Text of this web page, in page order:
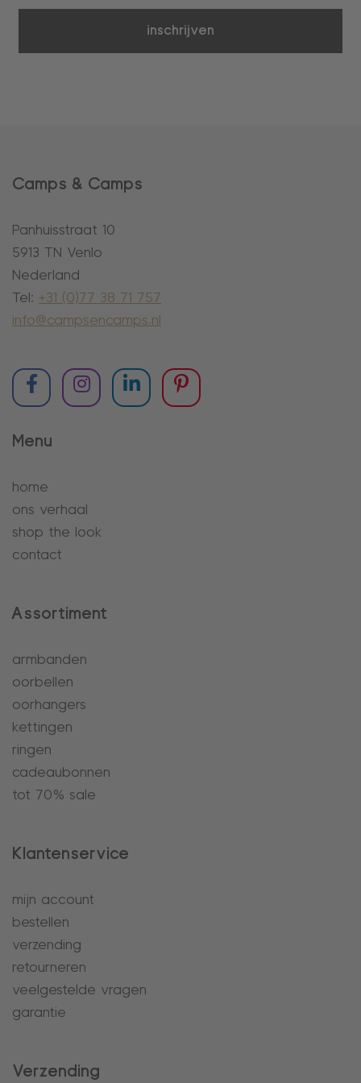
inschrijven
Camps & Camps
Panhuisstraat 10
5913 TN Venlo
Nederland
Tel: +31 (0)77 38 71 757
info@campsencamps.nl
Menu
home
ons verhaal
shop the look
contact
Assortiment
armbanden
oorbellen
oorhangers
kettingen
ringen
cadeaubonnen
tot 70% sale
Klantenservice
mijn account
bestellen
verzending
retourneren
veelgestelde vragen
garantie
Verzending